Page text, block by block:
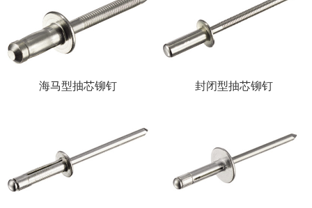
海马型抽芯铆钉 封闭型抽芯铆钉